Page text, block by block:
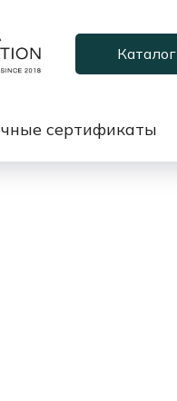
Каталог
сертификаты